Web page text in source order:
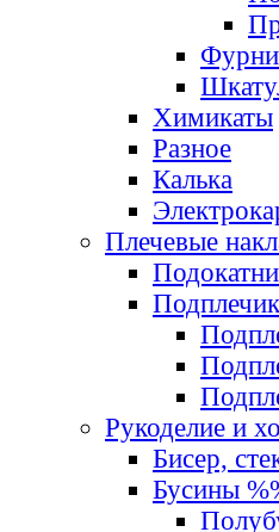
Химикаты
Разное
Калька
Плечевые
Рукоделие и
Бисер,
Бусины